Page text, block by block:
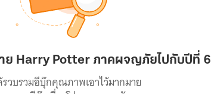
ย Harry Potter ภาคผจญภัยไปกับปีที่ 6
รวบรวมอีบุ๊กคุณภาพเอาไว้มากมาย